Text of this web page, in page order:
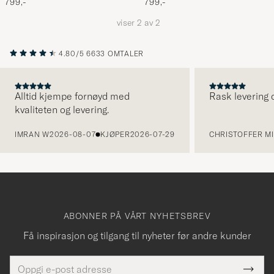
viser 2 av 2
4.80/5 6633 OMTALER
Alltid kjempe fornøyd med
kvaliteten og levering.
IMRAN W2026-08-07 KJØPER2026-07-29
Rask levering
CHRISTOFFER
ABONNER PÅ VÅRT NYHETSBREV
Få inspirasjon og tilgang til nyheter før andre kunder
Tack